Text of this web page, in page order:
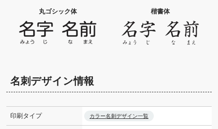
丸ゴシック体 楷書体
名刺デザイン情報
印刷タイプ カラー名刺デザイン一覧